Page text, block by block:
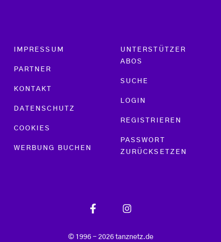
Footer menu
IMPRESSUM
PARTNER
KONTAKT
DATENSCHUTZ
COOKIES
WERBUNG BUCHEN
UNTERSTÜTZER
ABOS
SUCHE
LOGIN
REGISTRIEREN
PASSWORT
ZURÜCKSETZEN
© 1996 - 2026 tanznetz.de